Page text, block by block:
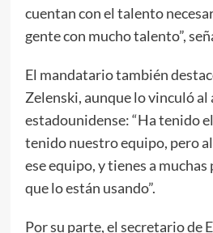
cuentan con el talento
gente con mucho talento”,
El mandatario también
Zelenski, aunque lo vinculó al
estadounidense: “Ha tenido
tenido nuestro equipo, pero
ese equipo, y tienes a
que lo están usando”.
Por su parte, el secretario de